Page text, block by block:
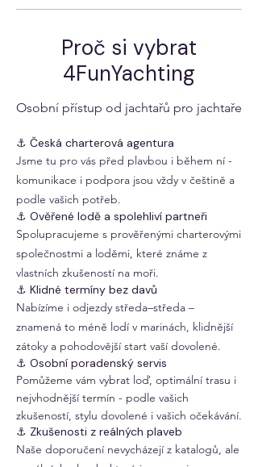
Proč si vybrat
4FunYachting
Osobní přístup od jachtařů pro jachtaře
⚓ Česká charterová agentura
Jsme tu pro vás před plavbou i během ní -
komunikace i podpora jsou vždy v češtině a
podle vašich potřeb.
⚓ Ověřené lodě a spolehliví partneři
Spolupracujeme s prověřenými charterovými
společnostmi a loděmi, které známe z
vlastních zkušeností na moři.
⚓ Klidné termíny bez davů
Nabízíme i odjezdy středa–středa –
znamená to méně lodí v marinách, klidnější
zátoky a pohodovější start vaší dovolené.
⚓ Osobní poradenský servis
Pomůžeme vám vybrat loď, optimální trasu i
nejvhodnější termín - podle vašich
zkušeností, stylu dovolené i vašich očekávání.
⚓ Zkušenosti z reálných plaveb
Naše doporučení nevycházejí z katalogů, ale